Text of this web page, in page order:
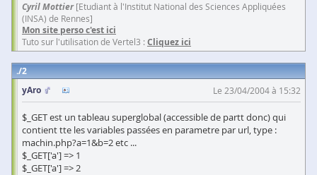
Cyril Mottier[Etudiant à l'Institut National des Sciences Appliquées
(INSA) de Rennes]
Mon site perso c'est ici
Tuto sur l'utilisation de Vertel3 : Cliquez ici
2
yAro
Le 23/04/2004 à 15:32
$_GET est un tableau superglobal (accessible de partt donc) qui
contient tte les variables passées en parametre par url, type :
machin.php?a=1&b=2 etc ...
$_GET['a'] => 1
$_GET['a'] => 2